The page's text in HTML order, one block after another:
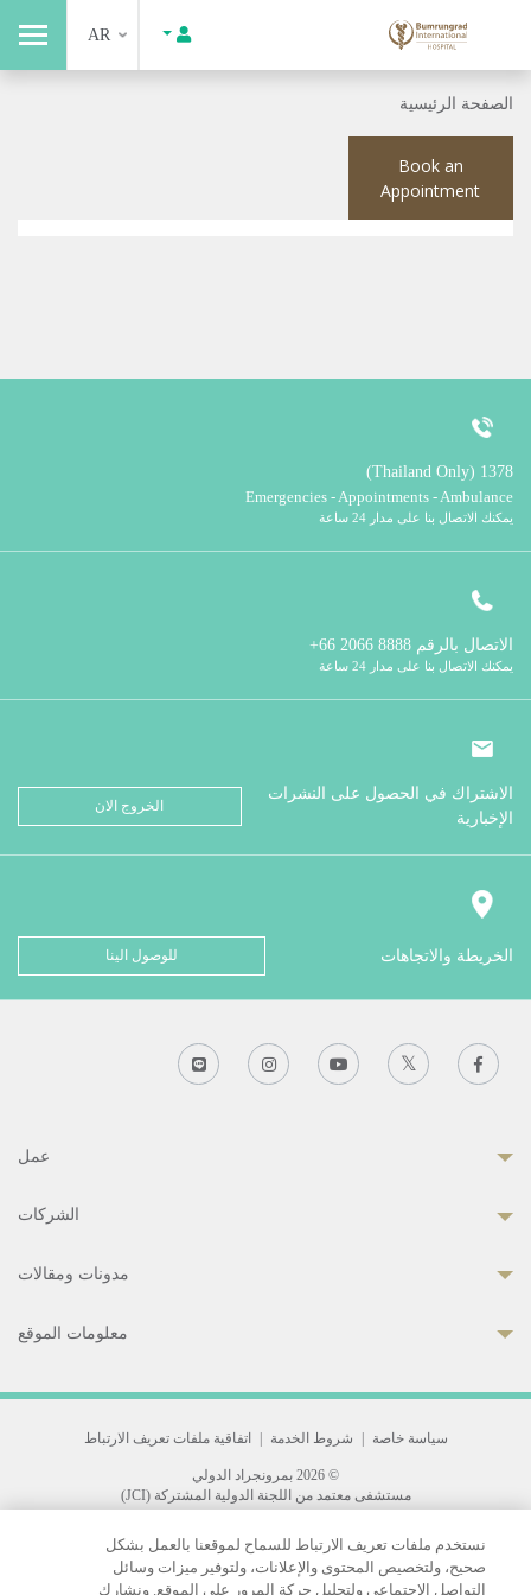
AR
الصفحة الرئيسية
Book an
Appointment
1378 (Thailand Only)
Emergencies - Appointments - Ambulance
يمكنك الاتصال بنا على مدار 24 ساعة
الاتصال بالرقم
يمكنك الاتصال بنا على مدار 24 ساعة
الاشتراك في الحصول على النشرات
الإخبارية
الخروج الان
الخريطة والاتجاهات للوصول الينا
عمل
الشركات
مدونات ومقالات
معلومات الموقع
سياسة خاصة شروط الخدمة اتفاقية ملفات تعريف الارتباط
© 2026 بمرونجراد الدولي
مستشفى معتمد من اللجنة الدولية المشتركة (JCI)
33 Sukhumvit 3, Wattana, Bangkok 10110 Thailand.
All rights reserved.
نستخدم ملفات تعريف الارتباط للسماح لموقعنا بالعمل بشكل
صحيح، ولتخصيص المحتوى والإعلانات، ولتوفير ميزات وسائل
التواصل الاجتماعي ولتحليل حركة المرور على الموقع. ونشارك